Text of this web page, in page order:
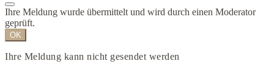
Ihre Meldung wurde übermittelt und wird durch einen Moderator
geprüft.
OK
Ihre Meldung kann nicht gesendet werden